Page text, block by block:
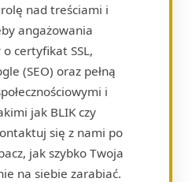
nad treściami i
angażowania
certyfikat SSL,
(SEO) oraz pełną
i
jak BLIK czy
się z nami po
jak szybko Twoja
na siebie zarabiać.